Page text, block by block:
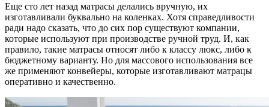
Еще сто лет назад матрасы делались вручную, их
изготавливали буквально на коленках. Хотя справедливости
ради надо сказать, что до сих пор существуют компании,
которые используют при производстве ручной труд. И, как
правило, такие матрасы относят либо к классу люкс, либо к
бюджетному варианту. Но для массового использования все
же применяют конвейеры, которые изготавливают матрацы
оперативно и качественно.